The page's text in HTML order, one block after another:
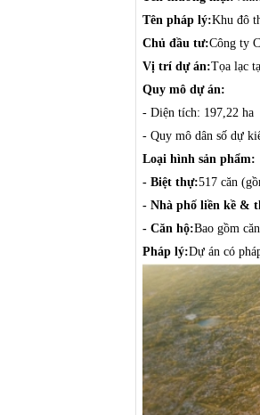
Tên pháp lý:Khu đô
Chủ đầu tư:Công ty
Vị trí dự án:Tọa lạc
Quy mô dự án:
- Diện tích: 197,22 ha
- Quy mô dân số dự
Loại hình sản phẩm:
- Biệt thự:517 căn
- Nhà phố liền kề &
- Căn hộ:Bao gồm
Pháp lý:Dự án có